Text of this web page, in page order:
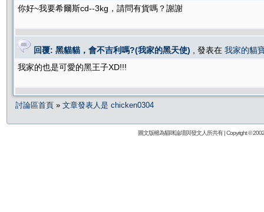
你好~我要希爾斯cd--3kg，請問有貨嗎？謝謝
回覆: 黑貓貓，會不吉利嗎?(我家的黑天使) , 發表在 我家的貓
我家的也是可愛的黑王子XD!!!
討論區首頁 » 文章發表人是 chicken0304
圖文版權為貓咪論壇與發文人所共有 | Copyright ©